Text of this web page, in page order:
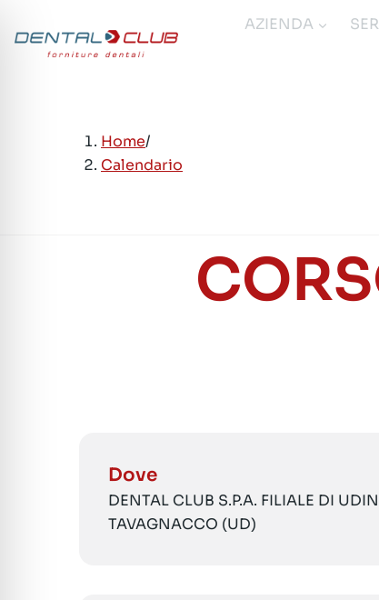
contenuto
AZIENDA
Home/
Calendario
Dove
DENTAL CLUB S.P.A. FILIALE DI
TAVAGNACCO (UD)